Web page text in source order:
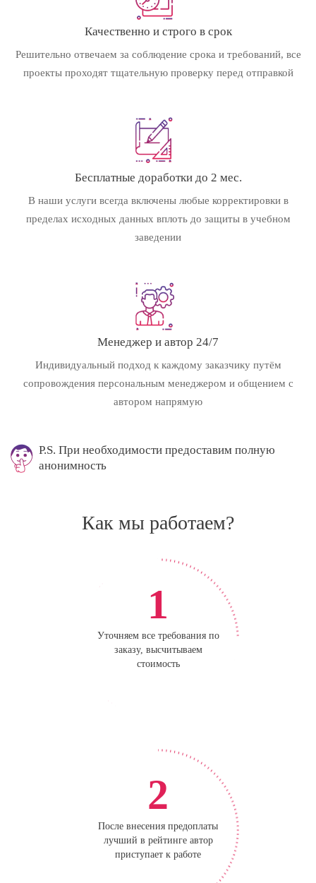
Качественно и строго в срок
Решительно отвечаем за соблюдение срока и требований, все
проекты проходят тщательную проверку перед отправкой
Бесплатные доработки до 2 мес.
В наши услуги всегда включены любые корректировки в
пределах исходных данных вплоть до защиты в учебном
заведении
Менеджер и автор 24/7
Индивидуальный подход к каждому заказчику путём
сопровождения персональным менеджером и общением с
автором напрямую
P.S. При необходимости предоставим полную
анонимность
Как мы работаем?
1
Уточняем все требования по
заказу, высчитываем
стоимость
2
После внесения предоплаты
лучший в рейтинге автор
приступает к работе